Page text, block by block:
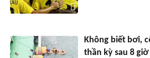
Không biết bơi,
thần kỳ sau 8